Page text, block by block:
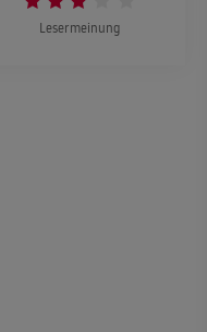
Lesermeinung